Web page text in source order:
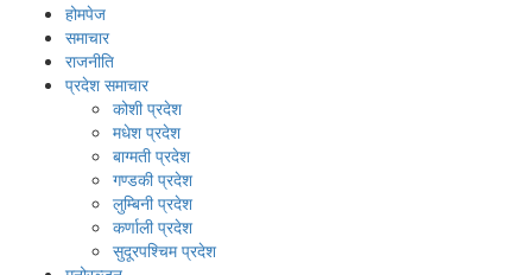
होमपेज
समाचार
राजनीति
प्रदेश समाचार
कोशी प्रदेश
मधेश प्रदेश
बाग्मती प्रदेश
गण्डकी प्रदेश
लुम्बिनी प्रदेश
कर्णाली प्रदेश
सुदूरपश्‍चिम प्रदेश